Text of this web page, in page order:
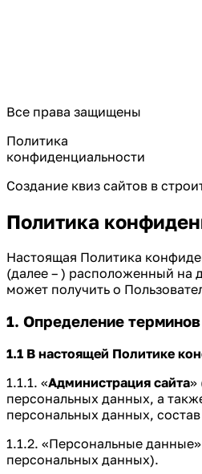
Все права защищены
Политика
конфиденциальности
Создание квиз сайтов в
Политика
Настоящая Политика
(далее – ) расположенный на
может получить о
1. Определение терминов
1.1 В настоящей Политике
1.1.1. «Администрация сайта»
персональных данных, а
персональных данных,
1.1.2. «Персональные
персональных данных).